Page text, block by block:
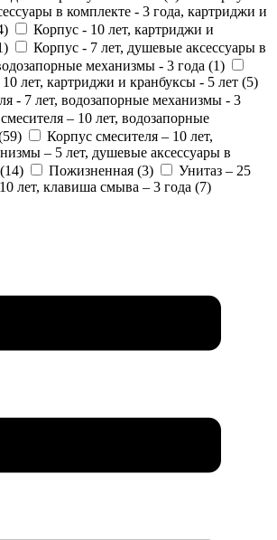
в комплекте - 3 года, картриджи и
)
Корпус - 10 лет, картриджи и
)
Корпус - 7 лет, душевые аксессуары в
механизмы - 3 года (1)
лет, картриджи и кранбуксы - 5 лет (5)
- 7 лет, водозапорные механизмы - 3
– 10 лет, водозапорные
59)
Корпус смесителя – 10 лет,
– 5 лет, душевые аксессуары в
14) Пожизненная (3)
Унитаз – 25
лет, клавиша смыва – 3 года (7)